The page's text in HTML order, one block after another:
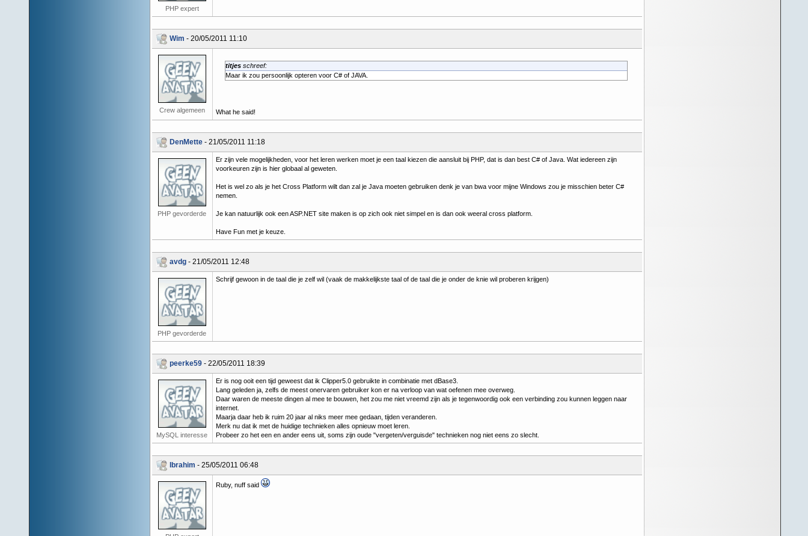
PHP expert
Wim - 20/05/2011 11:10
Crew algemeen
titjesschreef:
Maar ik zou persoonlijk opteren voor C# of JAVA.
What he said!
DenMette- 21/05/2011 11:18
PHP gevorderde
Er zijn vele mogelijkheden, voor het leren werken moet je een taal kiezen die aansluit bij PHP, dat is dan best C# of Java. Wat iedereen zijn
voorkeuren zijn is hier globaal al geweten.
Het is wel zo als je het Cross Platform wilt dan zal je Java moeten gebruiken denk je van bwa voor mijne Windows zou je misschien beter C#
nemen.
Je kan natuurlijk ook een ASP.NET site maken is op zich ook niet simpel en is dan ook weeral cross platform.
Have Fun met je keuze.
avdg- 21/05/2011 12:48
PHP gevorderde
Schrijf gewoon in de taal die je zelf wil (vaak de makkelijkste taal of de taal die je onder de knie wil proberen krijgen)
peerke59- 22/05/2011 18:39
MySQL interesse
Er is nog ooit een tijd geweest dat ik Clipper5.0 gebruikte in combinatie met dBase3.
Lang geleden ja, zelfs de meest onervaren gebruiker kon er na verloop van wat oefenen mee overweg.
Daar waren de meeste dingen al mee te bouwen, het zou me niet vreemd zijn als je tegenwoordig ook een verbinding zou kunnen leggen naar
internet.
Maarja daar heb ik ruim 20 jaar al niks meer mee gedaan, tijden veranderen.
Merk nu dat ik met de huidige technieken alles opnieuw moet leren.
Probeer zo het een en ander eens uit, soms zijn oude "vergeten/verguisde" technieken nog niet eens zo slecht.
Ibrahim - 25/05/2011 06:48
Ruby, nuff said